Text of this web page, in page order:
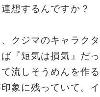
想するんですか？
クジマのキャラクタ
『短気は損気』だっ
流しそうめんを作る
象に残っていて。イ